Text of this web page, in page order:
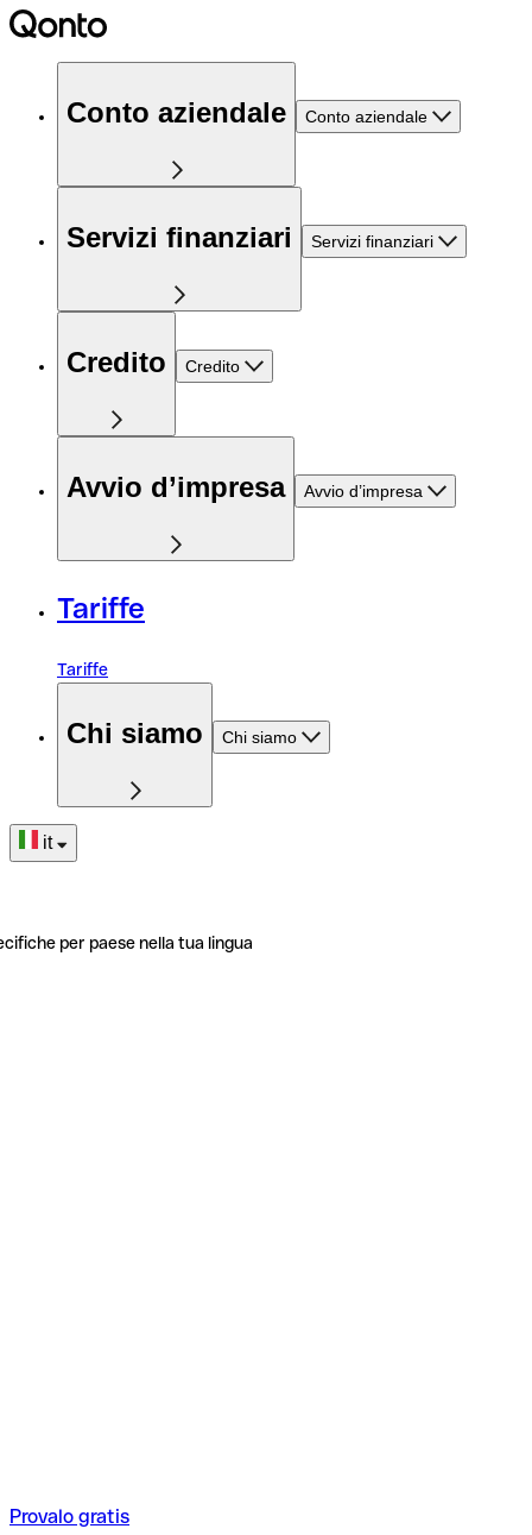
Conto aziendale Conto aziendale
Servizi finanziari Servizi finanziari
Credito Credito
Avvio d’impresa Avvio d’impresa
Tariffe
Tariffe
Chi siamo Chi siamo
it
per paese nella tua lingua
Provalo gratis